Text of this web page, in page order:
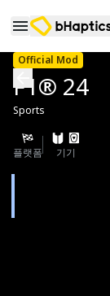
Official Mod
F1® 24
Sports
플랫폼 기기